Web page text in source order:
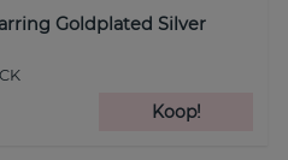
Goldplated Silver
Koop!